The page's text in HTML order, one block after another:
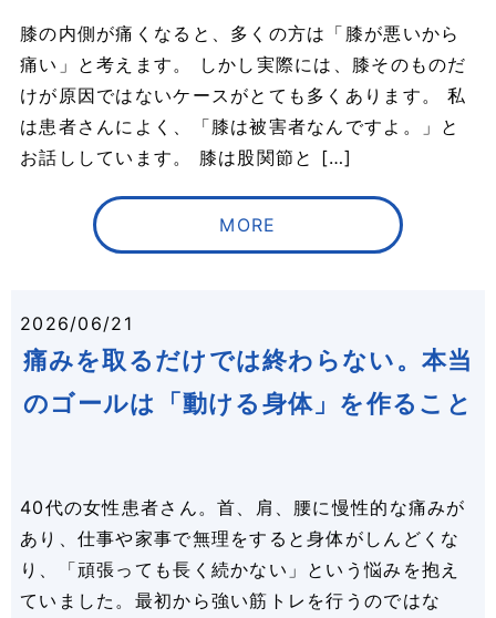
膝の内側が痛くなると、多くの方は「膝が悪いから
痛い」と考えます。 しかし実際には、膝そのものだ
けが原因ではないケースがとても多くあります。 私
は患者さんによく、「膝は被害者なんですよ。」と
お話ししています。 膝は股関節と […]
MORE
2026/06/21
痛みを取るだけでは終わらない。本当
のゴールは「動ける身体」を作ること
40代の女性患者さん。首、肩、腰に慢性的な痛みが
あり、仕事や家事で無理をすると身体がしんどくな
り、「頑張っても長く続かない」という悩みを抱え
ていました。最初から強い筋トレを行うのではな